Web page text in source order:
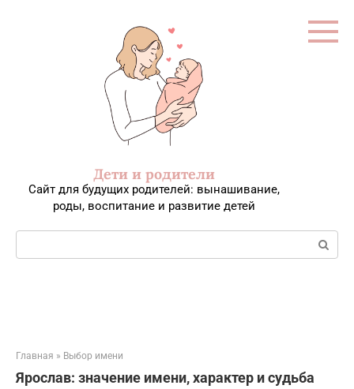
Дети и родители
Сайт для будущих родителей: вынашивание,
роды, воспитание и развитие детей
Поиск:
Главная » Выбор имени
Ярослав: значение имени, характер и судьба